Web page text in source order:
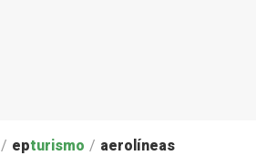
/ epturismo / aerolíneas